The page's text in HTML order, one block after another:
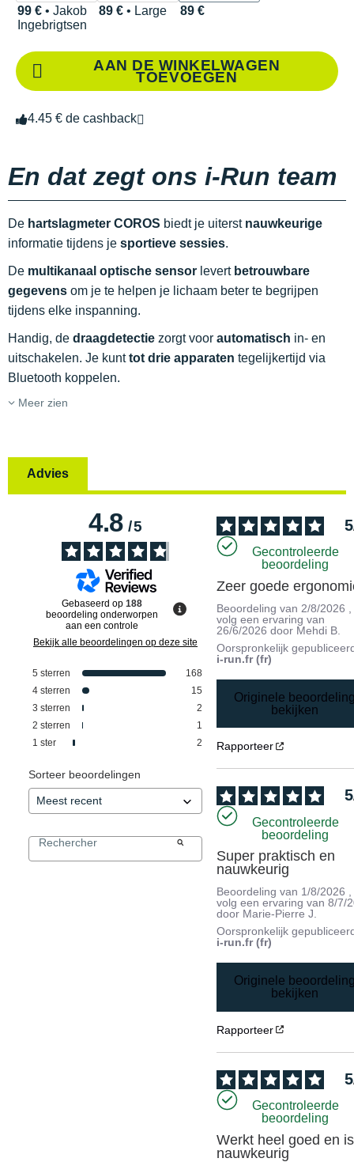
99 €• Jakob
Ingebrigtsen
89 €• Large 89 €
AAN DE WINKELWAGEN
TOEVOEGEN
4.45 € de cashback
En dat zegt ons i-Run team
De hartslagmeter COROS biedt je uiterst nauwkeurige
informatie tijdens je sportieve sessies.
De multikanaal optische sensor levert betrouwbare
gegevens om je te helpen je lichaam beter te begrijpen
tijdens elke inspanning.
Handig, de draagdetectie zorgt voor automatisch in- en
uitschakelen. Je kunttot drie apparaten tegelijkertijd via
Bluetooth koppelen.
Meer zien
Advies
4.8/5
Gebaseerd op 188
beoordeling onderworpen
aan een controle
Bekijk alle beoordelingen op deze site
5 sterren
168
4 sterren
15
3 sterren
2
2 sterren
1
1 ster 2
Sorteer beoordelingen
5
Gecontroleerde
beoordeling
Zeer goede
Beoordeling van 2/8/2026
volg een ervaring van
26/6/2026 door Mehdi B.
Oorspronkelijk
i-run.fr (fr)
Originele
bekijken
Rapporteer
5
Gecontroleerde
beoordeling
Super praktisch en
nauwkeurig
Beoordeling van 1/8/2026 ,
volg een ervaring van8/7/
door Marie-Pierre J.
Oorspronkelijk
i-run.fr (fr)
Originele
bekijken
Rapporteer
5
Gecontroleerde
beoordeling
Werkt heel goed en is
nauwkeurig